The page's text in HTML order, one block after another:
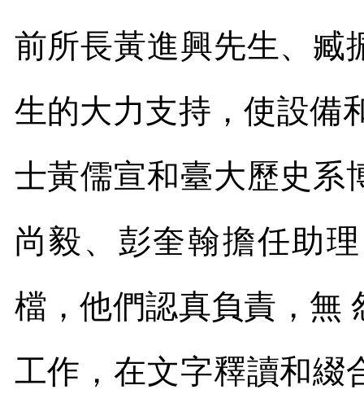
前所長黃進興先生、臧
生的大力支持，使設備
士黃儒宣和臺大歷史系
尚毅、彭奎翰擔任助
檔，他們認真負責，無
工作，在文字釋讀和綴